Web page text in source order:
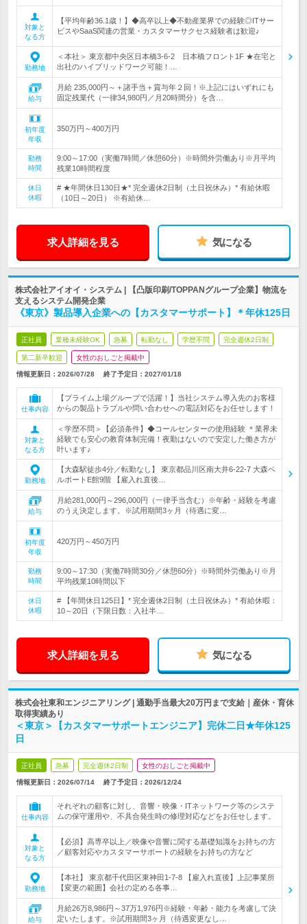
対象と
なる方
【平均年齢36.1歳！】◆高卒以上◆不動産業界での経験◎ITサー
ビスやSaaS関連の営業・カスタマーサクセス経験者は歓迎♪
勤務地
＜本社＞ 東京都中央区日本橋3-6-2 日本橋フロント1F ★在宅と
出社のハイブリッドワーク可能！…
給与
月給 235,000円～＋諸手当＋賞与年２回！※上記にはいずれにも
固定残業代（一律34,980円／月20時間分）を含…
初年度
年収
350万円～400万円
勤務
時間
9:00～17:00（実働7時間／休憩60分）※時間外労働あり※月平均
残業10時間程度
休日
休暇
# ★年間休日130日★* 完全週休2日制（土日祝休み）* 有給休暇
（10日～20日） ※有給休…
求人詳細を見る 気になる
株式会社アイオイ・システム | 【凸版印刷/TOPPANグループ企業】物流を
支えるシステム開発企業
《東京》製品導入企業への【カスタマーサポート】＊年休125日
正社員 業種未経験OK 急募 転勤なし 学歴不問 完全週休2日制
第二新卒歓迎 女性のおしごと掲載中
情報更新日：2026/07/28 終了予定日： 2027/01/18
仕事内容
【プライム上場グループで活躍！】当社システム導入先のお客様
からの製品トラブルや問い合わせへの電話対応をお任せします！
対象と
なる方
＜学歴不問＞【必須条件】◆コールセンターの使用経験 ＊業界未
経験でも安心の教育体制完備！夜勤はないので安定した働き方が
叶います♪
勤務地
【大森駅徒歩4分／転勤なし】 東京都品川区南大井6-22-7 大森ベ
ルポートE館9階 【雇入れ直後…
給与
月給281,000円～296,000円（一律手当含む）※年齢・経験を考慮
のうえ決定します。※試用期間3ヶ月（待遇に変…
初年度
年収
420万円～450万円
勤務
時間
9:00～17:30（実働7時間30分／休憩60分）※時間外労働あり※月
平均残業10時間以下
休日
休暇
# 【年間休日125日】* 完全週休2日制（土日祝休み）* 有給休暇：
10～20日（下限日数：入社半…
求人詳細を見る 気になる
株式会社東和エンジニアリング | 通勤手当最大20万円まで支給｜産休・育休
取得実績あり
＜東京＞【カスタマーサポートエンジニア】完休二日★年休125
日
正社員 急募 完全週休2日制 女性のおしごと掲載中
情報更新日：2026/07/14 終了予定日： 2026/12/24
仕事内容
それぞれの顧客に対し、音響・映像・ITネットワーク等のシステ
ムの保守運用や、不具合発生時の修理対応などをお任せします。
対象と
なる方
【必須】高専卒以上／映像や音響に関する基礎知識をお持ちの方
／顧客対応やカスタマーサポートの経験をお持ちの方など
勤務地
【本社】 東京都千代田区東神田1-7-8 【雇入れ直後】上記事業所
【変更の範囲】会社の定める各事…
給与
月給26万8,986円～37万1,976円※経験・年齢・能力を考慮して決
定いたします。※試用期間3ヶ月（待遇変更なし…